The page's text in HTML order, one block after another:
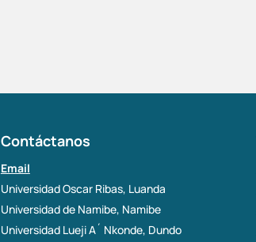
Contáctanos
Email
Universidad Oscar Ribas, Luanda
Universidad de Namibe, Namibe
Universidad Lueji A´ Nkonde, Dundo